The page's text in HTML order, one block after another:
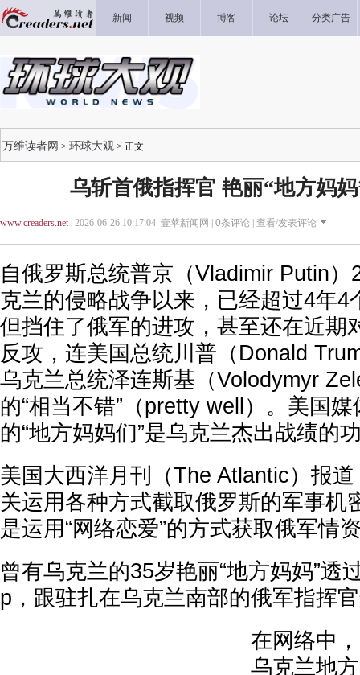
新闻 视频 博客 论坛 分类广告
万维读者网 > 环球大观 > 正文
乌斩首俄指挥官 艳丽“地方妈
www.creaders.net| 2026-06-26 10:17:04 壹苹新闻网 | 0条评论 | 查看/发表评论
自俄罗斯总统普京（Vladimir Putin
克兰的侵略战争以来，已经超过4年4
但挡住了俄军的进攻，甚至还在近期
反攻，连美国总统川普（Donald
乌克兰总统泽连斯基（Volodymyr
的“相当不错”（pretty well）。美国
的“地方妈妈们”是乌克兰杰出战绩的
美国大西洋月刊（The Atlantic）报
关运用各种方式截取俄罗斯的军事机
是运用“网络恋爱”的方式获取俄军情
曾有乌克兰的35岁艳丽“地方妈妈”透
p，跟驻扎在乌克兰南部的俄军指挥
在网络中
乌克兰地